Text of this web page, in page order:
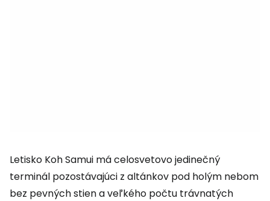
Letisko Koh Samui má celosvetovo jedinečný
terminál pozostávajúci z altánkov pod holým nebom
bez pevných stien a veľkého počtu trávnatých